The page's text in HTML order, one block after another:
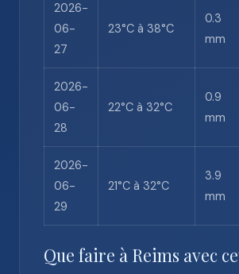
2026-
06-
27
23°C à 38°C
0.3
mm
2026-
06-
28
22°C à 32°C
0.9
mm
2026-
06-
29
21°C à 32°C
3.9
mm
Que faire à Reims avec